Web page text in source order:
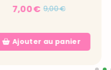
7,00€ 9,00€
Ajouter au panier